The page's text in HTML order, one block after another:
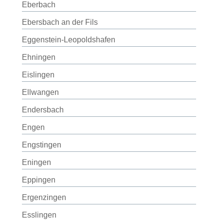
Eberbach
Ebersbach an der Fils
Eggenstein-Leopoldshafen
Ehningen
Eislingen
Ellwangen
Endersbach
Engen
Engstingen
Eningen
Eppingen
Ergenzingen
Esslingen